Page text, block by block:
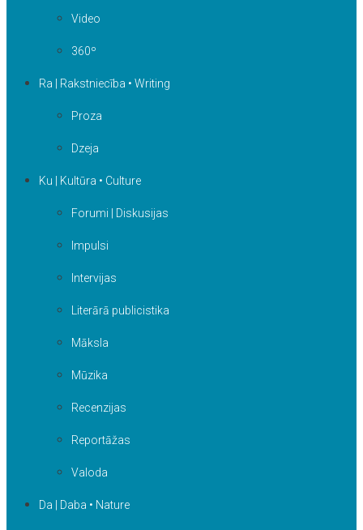
Video
360º
Ra | Rakstniecība • Writing
Proza
Dzeja
Ku | Kultūra • Culture
Forumi | Diskusijas
Impulsi
Intervijas
Literārā publicistika
Māksla
Mūzika
Recenzijas
Reportāžas
Valoda
Da | Daba • Nature